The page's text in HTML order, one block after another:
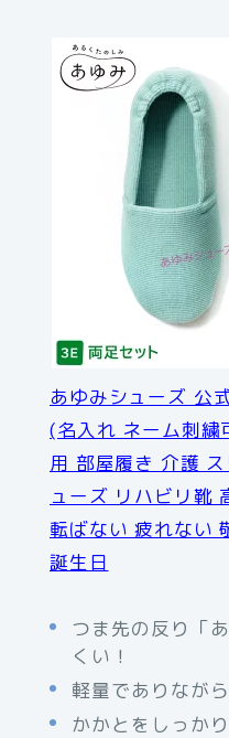
あゆみシューズ
(名入れ ネーム刺繍
用 部屋履き 介護
ューズ リハビリ靴
転ばない 疲れない
誕生日
つま先の反り「
くい！
軽量でありなが
かかとをしっか